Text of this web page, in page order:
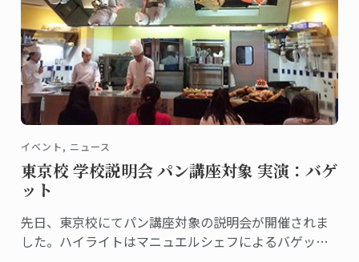
イベント, ニュース
東京校 学校説明会 パン講座対象 実演：バゲ
ット
先日、東京校にてパン講座対象の説明会が開催されま
した。ハイライトはマニュエルシェフによるバゲット